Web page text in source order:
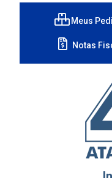
Meus
Notas